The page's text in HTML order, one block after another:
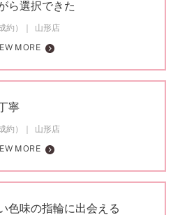
ら選択できた
約）
山形店
MORE
寧
約）
山形店
MORE
色味の指輪に出会える